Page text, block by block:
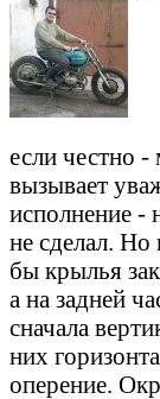
если честно -
вызывает
исполнение -
не сделал.
бы крылья
а на задней
сначала
них
оперение.